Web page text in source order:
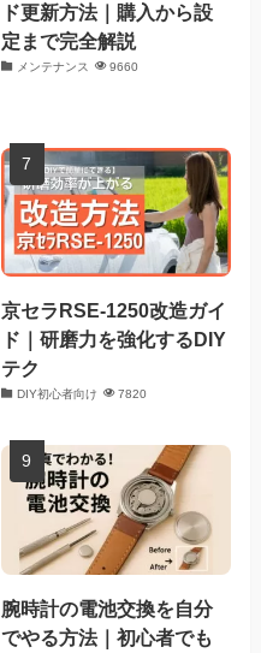
ド更新方法｜購入から設
定まで完全解説
メンテナンス 9660
京セラRSE-1250改造ガイ
ド｜研磨力を強化するDIY
テク
DIY初心者向け 7820
腕時計の電池交換を自分
でやる方法｜初心者でも